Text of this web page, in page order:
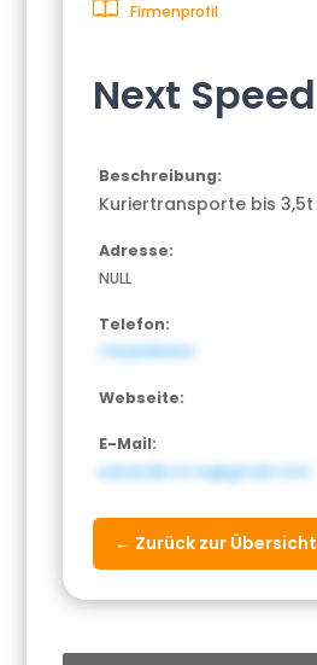
Firmenprofil
Next Speed
Beschreibung:
Kuriertransporte bis 3,5t
Adresse:
NULL
Telefon:
17622018434
Webseite:
E-Mail:
eduardkrot.ns@gmail.com
← Zurück zur Übersicht